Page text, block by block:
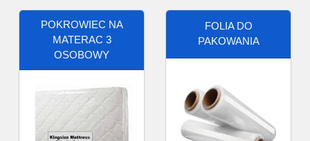
POKROWIEC NA
MATERAC 3
OSOBOWY
FOLIA DO
PAKOWANIA